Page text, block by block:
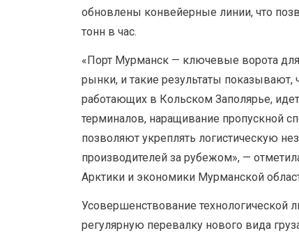
обновлены конвейерные линии, что
тонн в час.
«Порт Мурманск — ключевые ворота
рынки, и такие результаты показывают,
работающих в Кольском Заполярье,
терминалов, наращивание пропускной
позволяют укреплять логистическую
производителей за рубежом», —
Арктики и экономики Мурманской
Усовершенствование технологической
регулярную перевалку нового вида